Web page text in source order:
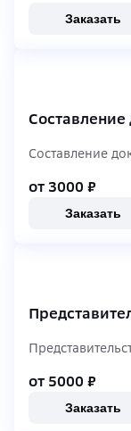
Заказать
Составление
Составление
от 3000 ₽
Заказать
от 5000 ₽
Заказать